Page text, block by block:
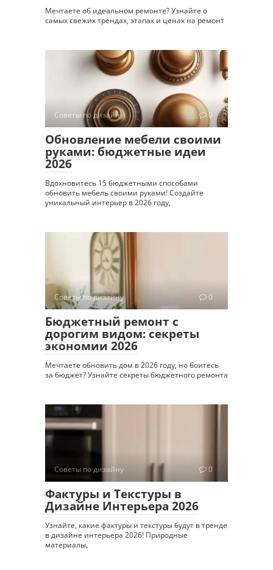
Мечтаете об идеальном ремонте? Узнайте о
самых свежих трендах, этапах и ценах на ремонт
Советы по дизайну 0
Обновление мебели своими
руками: бюджетные идеи
2026
Вдохновитесь 15 бюджетными способами
обновить мебель своими руками! Создайте
уникальный интерьер в 2026 году,
Советы по дизайну 0
Бюджетный ремонт с
дорогим видом: секреты
экономии 2026
Мечтаете обновить дом в 2026 году, но боитесь
за бюджет? Узнайте секреты бюджетного ремонта
Советы по дизайну 0
Фактуры и Текстуры в
Дизайне Интерьера 2026
Узнайте, какие фактуры и текстуры будут в тренде
в дизайне интерьера 2026! Природные
материалы,